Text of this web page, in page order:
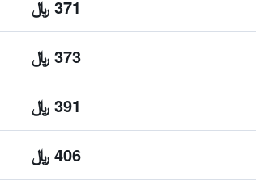
371 ﷼
373 ﷼
391 ﷼
406 ﷼